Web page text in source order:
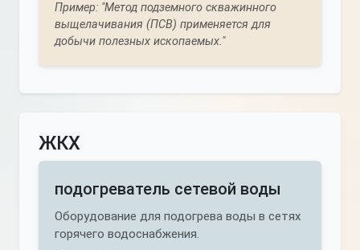
Пример: "Метод подземного скважинного
выщелачивания (ПСВ) применяется для
добычи полезных ископаемых."
ЖКХ
подогреватель сетевой воды
Оборудование для подогрева воды в сетях
горячего водоснабжения.